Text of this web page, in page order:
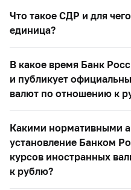
Что такое СДР и для
единица?
В какое время Банк
и публикует
валют по отношению к
Какими нормативными
установление Банком
курсов иностранных
к рублю?